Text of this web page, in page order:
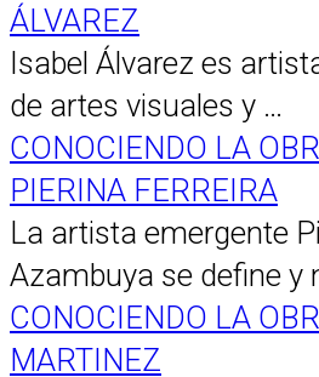
ÁLVAREZ
Isabel Álvarez es
de artes visuales y …
CONOCIENDO LA
PIERINA FERREIRA
La artista emergente
Azambuya se define y
CONOCIENDO LA
MARTINEZ